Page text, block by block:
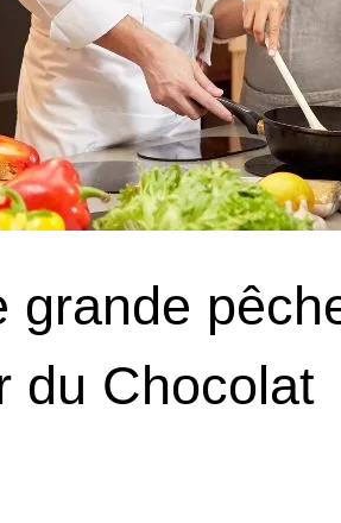
grande
du Chocolat